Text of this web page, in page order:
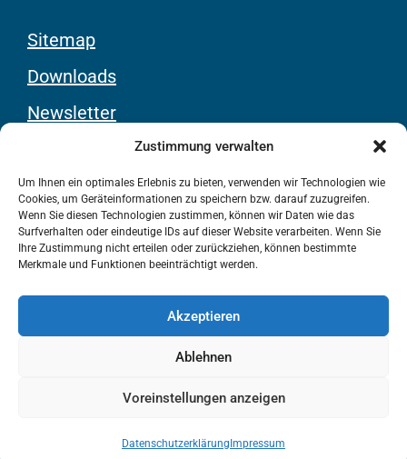
Zustimmung verwalten
Um Ihnen ein optimales Erlebnis zu bieten, verwenden wir Technologien wie
Cookies, um Geräteinformationen zu speichern bzw. darauf zuzugreifen.
Wenn Sie diesen Technologien zustimmen, können wir Daten wie das
Surfverhalten oder eindeutige IDs auf dieser Website verarbeiten. Wenn Sie
Ihre Zustimmung nicht erteilen oder zurückziehen, können bestimmte
Merkmale und Funktionen beeinträchtigt werden.
Akzeptieren
Ablehnen
Voreinstellungen anzeigen
Datenschutzerklärung Impressum
Sitemap
Downloads
Newsletter
Youtube-Kanal
Rechtliches
Kontakt
Impressum
Datenschutz
© 2025ZWAR e.V.